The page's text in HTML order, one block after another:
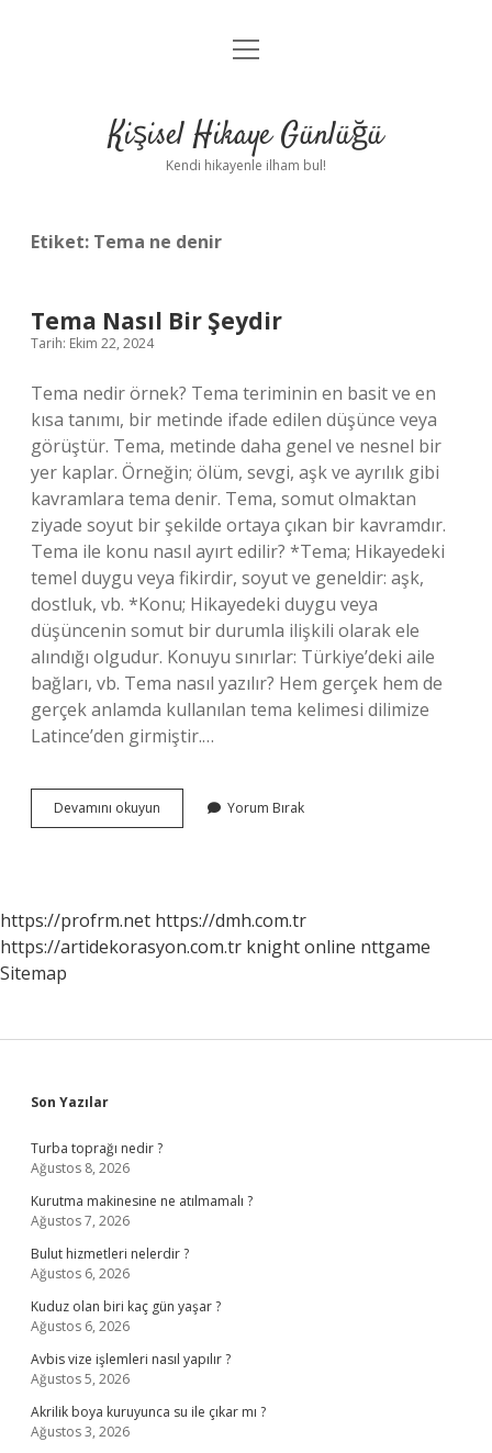
Anasayfa
Yasal Uyarı
menüyü
Kişisel Hikaye Günlüğü
Kendi hikayenle ilham bul!
Etiket: Tema ne denir
Tema Nasıl Bir Şeydir
Tarih: Ekim 22, 2024
Tema nedir örnek? Tema teriminin en basit ve en
kısa tanımı, bir metinde ifade edilen düşünce veya
görüştür. Tema, metinde daha genel ve nesnel bir
yer kaplar. Örneğin; ölüm, sevgi, aşk ve ayrılık gibi
kavramlara tema denir. Tema, somut olmaktan
ziyade soyut bir şekilde ortaya çıkan bir kavramdır.
Tema ile konu nasıl ayırt edilir? *Tema; Hikayedeki
temel duygu veya fikirdir, soyut ve geneldir: aşk,
dostluk, vb. *Konu; Hikayedeki duygu veya
düşüncenin somut bir durumla ilişkili olarak ele
alındığı olgudur. Konuyu sınırlar: Türkiye’deki aile
bağları, vb. Tema nasıl yazılır? Hem gerçek hem de
gerçek anlamda kullanılan tema kelimesi dilimize
Latince’den girmiştir.…
Devamını okuyun
Nasıl
Yorum Bırak
https://profrm.net https://dmh.com.tr
https://artidekorasyon.com.tr knight online nttgame
Sitemap
Sidebar
Son Yazılar
Turba toprağı nedir ?
Ağustos 8, 2026
Kurutma makinesine ne atılmamalı ?
Ağustos 7, 2026
Bulut hizmetleri nelerdir ?
Ağustos 6, 2026
Kuduz olan biri kaç gün yaşar ?
Ağustos 6, 2026
Avbis vize işlemleri nasıl yapılır ?
Ağustos 5, 2026
Akrilik boya kuruyunca su ile çıkar mı ?
Ağustos 3, 2026